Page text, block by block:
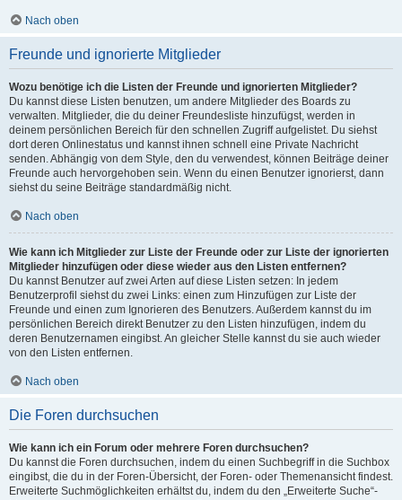
Nach oben
Freunde und ignorierte Mitglieder
Wozu benötige ich die Listen der Freunde und ignorierten Mitglieder?
Du kannst diese Listen benutzen, um andere Mitglieder des Boards zu
verwalten. Mitglieder, die du deiner Freundesliste hinzufügst, werden in
deinem persönlichen Bereich für den schnellen Zugriff aufgelistet. Du siehst
dort deren Onlinestatus und kannst ihnen schnell eine Private Nachricht
senden. Abhängig von dem Style, den du verwendest, können Beiträge deiner
Freunde auch hervorgehoben sein. Wenn du einen Benutzer ignorierst, dann
siehst du seine Beiträge standardmäßig nicht.
Nach oben
Wie kann ich Mitglieder zur Liste der Freunde oder zur Liste der ignorierten
Mitglieder hinzufügen oder diese wieder aus den Listen entfernen?
Du kannst Benutzer auf zwei Arten auf diese Listen setzen: In jedem
Benutzerprofil siehst du zwei Links: einen zum Hinzufügen zur Liste der
Freunde und einen zum Ignorieren des Benutzers. Außerdem kannst du im
persönlichen Bereich direkt Benutzer zu den Listen hinzufügen, indem du
deren Benutzernamen eingibst. An gleicher Stelle kannst du sie auch wieder
von den Listen entfernen.
Nach oben
Die Foren durchsuchen
Wie kann ich ein Forum oder mehrere Foren durchsuchen?
Du kannst die Foren durchsuchen, indem du einen Suchbegriff in die Suchbox
eingibst, die du in der Foren-Übersicht, der Foren- oder Themenansicht findest.
Erweiterte Suchmöglichkeiten erhältst du, indem du den „Erweiterte Suche“-